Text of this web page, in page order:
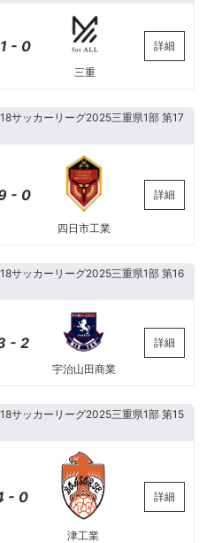
1 - 0
三重
詳細
サッカーリーグ2025三重県1部 第17
- 0
四日市工業
詳細
サッカーリーグ2025三重県1部 第16
- 2
宇治山田商業
詳細
サッカーリーグ2025三重県1部 第15
- 0
津工業
詳細